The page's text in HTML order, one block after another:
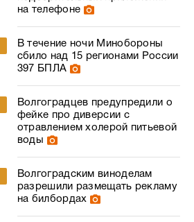
на телефоне
В течение ночи Минобороны
сбило над 15 регионами России
397 БПЛА
Волгоградцев предупредили о
фейке про диверсии с
отравлением холерой питьевой
воды
Волгоградским виноделам
разрешили размещать рекламу
на билбордах